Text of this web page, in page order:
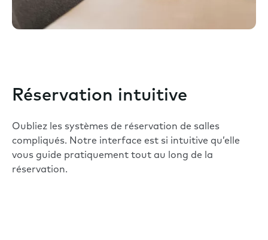
Réservation intuitive
Oubliez les systèmes de réservation de salles
compliqués. Notre interface est si intuitive qu’elle
vous guide pratiquement tout au long de la
réservation.